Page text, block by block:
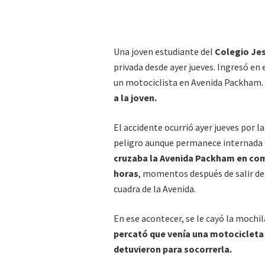
Una joven estudiante del Colegio
privada desde ayer jueves. Ingresó
un motociclista en Avenida Packham.
a la joven.
El accidente ocurrió ayer jueves por
peligro aunque permanece
cruzaba la Avenida Packham en
horas, momentos después de salir
cuadra de la Avenida.
En ese acontecer, se le cayó la
percató que venía una
detuvieron para socorrerla.